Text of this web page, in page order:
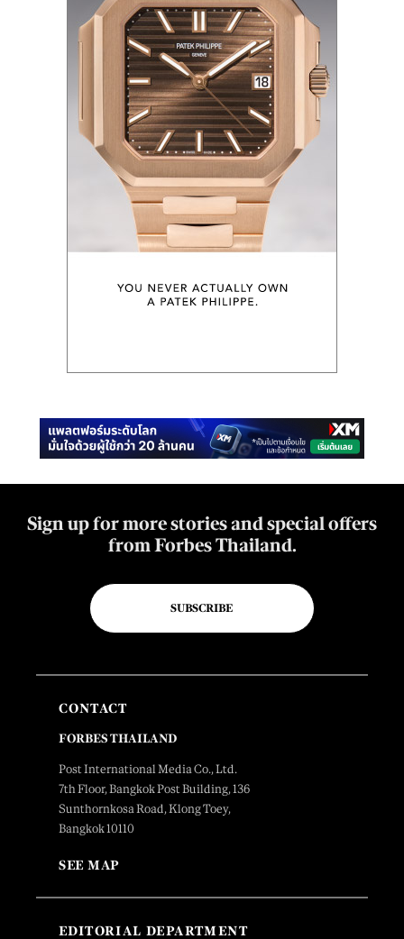
Sign up for more stories and special offers
from Forbes Thailand.
SUBSCRIBE
CONTACT
FORBES THAILAND
Post International Media Co., Ltd.
7th Floor, Bangkok Post Building, 136
Sunthornkosa Road, Klong Toey,
Bangkok 10110
SEE MAP
EDITORIAL DEPARTMENT